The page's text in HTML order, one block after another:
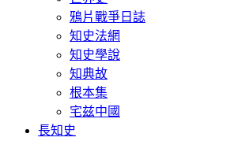
鴉片戰爭日誌
知史法網
知史學說
知典故
根本集
宅兹中國
長知史